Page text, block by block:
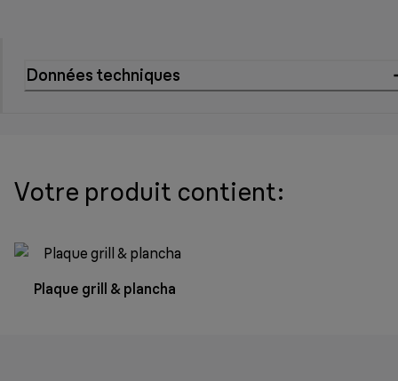
Données techniques
Votre produit contient:
Plaque grill & plancha